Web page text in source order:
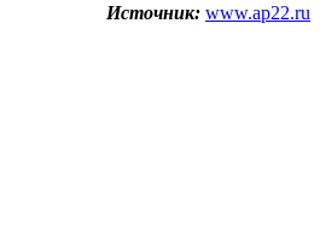
Источник: www.ap22.ru